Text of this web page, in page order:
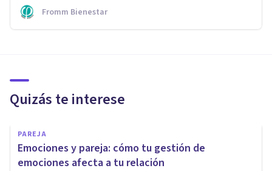
Fromm Bienestar
Quizás te interese
PAREJA
Emociones y pareja: cómo tu gestión de
emociones afecta a tu relación